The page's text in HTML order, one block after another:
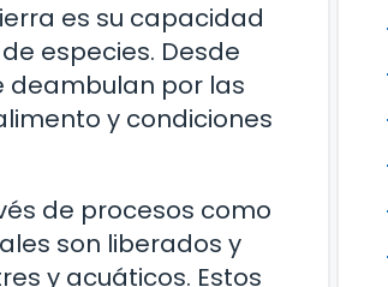
es su capacidad
especies. Desde
deambulan por las
y condiciones
de procesos como
son liberados y
y acuáticos. Estos